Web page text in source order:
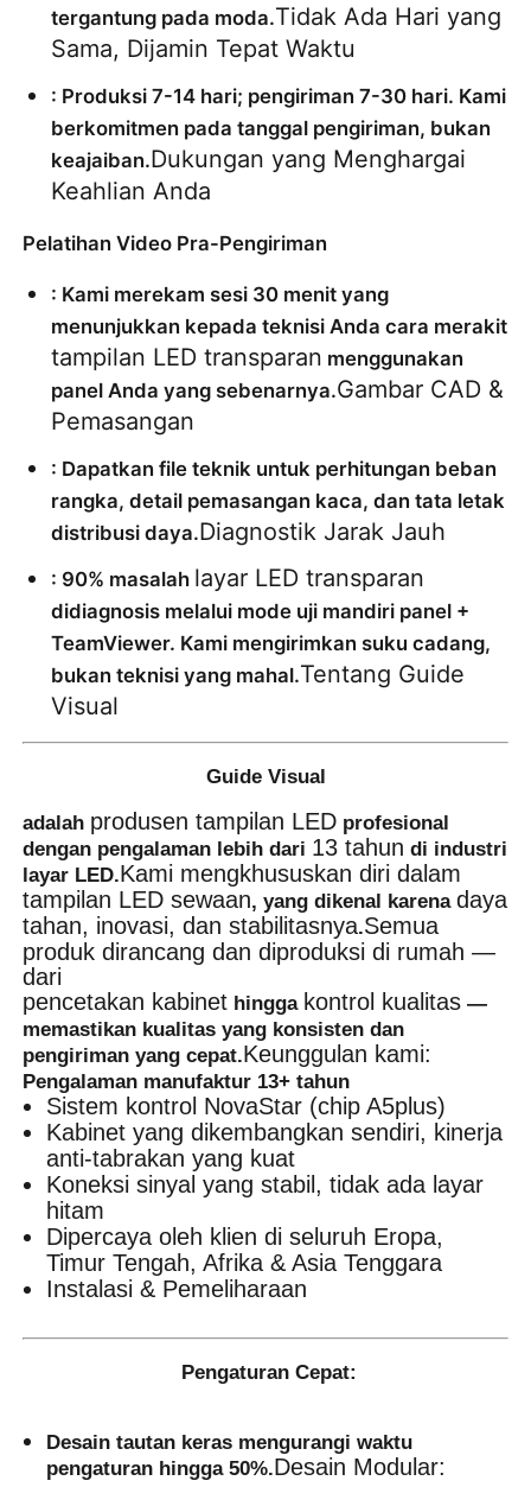
tergantung pada moda.Tidak Ada Hari yang
Sama, Dijamin Tepat Waktu
: Produksi 7-14 hari; pengiriman 7-30 hari. Kami
berkomitmen pada tanggal pengiriman, bukan
keajaiban.Dukungan yang Menghargai
Keahlian Anda
Pelatihan Video Pra-Pengiriman
: Kami merekam sesi 30 menit yang
tampilan LED transparan menggunakan
panel Anda yang sebenarnya.Gambar CAD &
Pemasangan
: Dapatkan file teknik untuk perhitungan beban
rangka, detail pemasangan kaca, dan tata letak
distribusi daya.Diagnostik Jarak Jauh
: 90% masalah layar LED transparan
didiagnosis melalui mode uji mandiri panel +
TeamViewer. Kami mengirimkan suku cadang,
bukan teknisi yang mahal.Tentang Guide
Visual
Guide Visual
adalah produsen tampilan LED profesional
dengan pengalaman lebih dari 13 tahun di industri
layar LED.Kami mengkhususkan diri dalam
tampilan LED sewaan, yang dikenal karenadaya
tahan, inovasi, dan stabilitasnya.Semua
produk dirancang dan diproduksi di rumah —
dari
pencetakan kabinet hingga kontrol kualitas —
memastikan kualitas yang konsisten dan
pengiriman yang cepat.Keunggulan kami:
Pengalaman manufaktur 13+ tahun
Sistem kontrol NovaStar (chip A5plus)
Kabinet yang dikembangkan sendiri, kinerja
anti-tabrakan yang kuat
Koneksi sinyal yang stabil, tidak ada layar
hitam
Dipercaya oleh klien di seluruh Eropa,
Timur Tengah, Afrika & Asia Tenggara
Instalasi & Pemeliharaan
Pengaturan Cepat:
Desain tautan keras mengurangi waktu
pengaturan hingga 50%.Desain Modular: